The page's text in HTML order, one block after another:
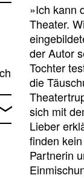
»Ich kann
Theater.
der Autor
Tochter
die
sich mit
Lieber
finden
Partnerin